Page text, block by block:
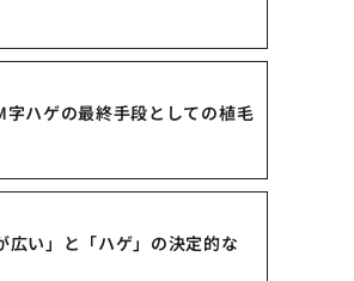
字ハゲの最終手段としての植毛
広い」と「ハゲ」の決定的な